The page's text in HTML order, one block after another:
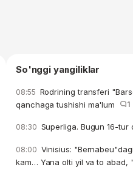
So'nggi yangiliklar
08:55 Rodrining transferi
qanchaga tushishi ma'lum
1
08:30 Superliga. Bugun 16-tur
08:00 Vinisius:
kam… Yana olti yil va to abad,